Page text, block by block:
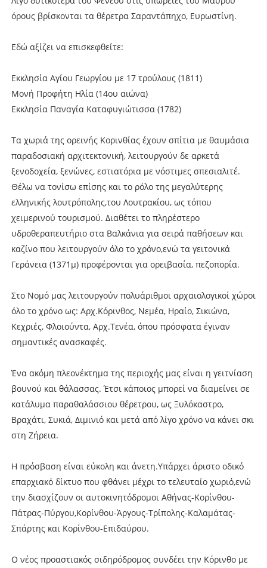
όρους βρίσκονται τα θέρετρα Σαραντάπηχο, Ευρωστίνη.
Εδώ αξίζει να επισκεφθείτε:
Εκκλησία Αγίου Γεωργίου με 17 τρούλους (1811)
Μονή Προφήτη Ηλία (14ου αιώνα)
Εκκλησία Παναγία Καταφυγιώτισσα (1782)
Τα χωριά της ορεινής Κορινθίας έχουν σπίτια με θαυμάσια
παραδοσιακή αρχιτεκτονική, λειτουργούν δε αρκετά
ξενοδοχεία, ξενώνες, εστιατόρια με νόστιμες σπεσιαλιτέ.
Θέλω να τονίσω επίσης και το ρόλο της μεγαλύτερης
ελληνικής λουτρόπολης,του Λουτρακίου, ως τόπου
χειμερινού τουρισμού. Διαθέτει το πληρέστερο
υδροθεραπευτήριο στα Βαλκάνια για σειρά παθήσεων και
καζίνο που λειτουργούν όλο το χρόνο,ενώ τα γειτονικά
Γεράνεια (1371μ) προφέρονται για ορειβασία, πεζοπορία.
Στο Νομό μας λειτουργούν πολυάριθμοι αρχαιολογικοί χώροι
όλο το χρόνο ως: Αρχ.Κόρινθος, Νεμέα, Ηραίο, Σικιώνα,
Κεχριές, Φλοιούντα, Αρχ.Τενέα, όπου πρόσφατα έγιναν
σημαντικές ανασκαφές.
Ένα ακόμη πλεονέκτημα της περιοχής μας είναι η γειτνίαση
βουνού και θάλασσας. Έτσι κάποιος μπορεί να διαμείνει σε
κατάλυμα παραθαλάσσιου θέρετρου, ως Ξυλόκαστρο,
Βραχάτι, Συκιά, Διμινιό και μετά από λίγο χρόνο να κάνει σκι
στη Ζήρεια.
Η πρόσβαση είναι εύκολη και άνετη.Υπάρχει άριστο οδικό
επαρχιακό δίκτυο που φθάνει μέχρι το τελευταίο χωριό,ενώ
την διασχίζουν οι αυτοκινητόδρομοι Αθήνας-Κορίνθου-
Πάτρας-Πύργου,Κορίνθου-Άργους-Τρίπολης-Καλαμάτας-
Σπάρτης και Κορίνθου-Επιδαύρου.
Ο νέος προαστιακός σιδηρόδρομος συνδέει την Κόρινθο με